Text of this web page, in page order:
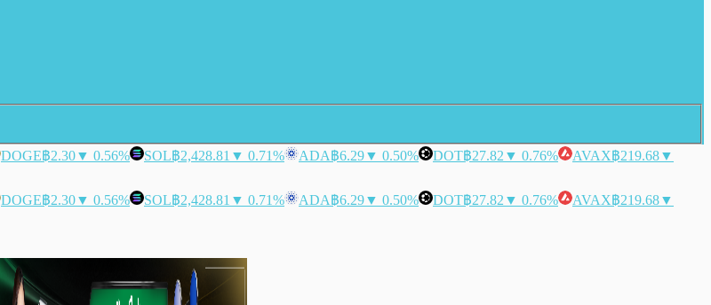
DOGE฿2.30▼ 0.56% SOL฿2,428.81 ▼ 0.71% ADA฿6.29▼ 0.50% DOT฿27.82 ▼ 0.76% AVAX฿219.68▼
DOGE฿2.30▼ 0.56% SOL฿2,428.81 ▼ 0.71% ADA฿6.29▼ 0.50% DOT฿27.82 ▼ 0.76% AVAX฿219.68▼